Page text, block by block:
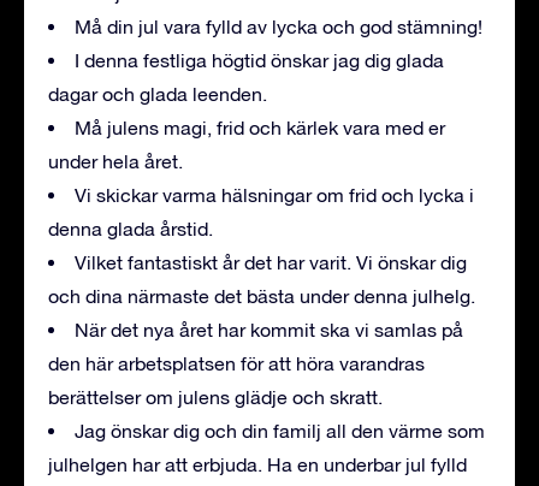
Må din jul vara fylld av lycka och god stämning!
I denna festliga högtid önskar jag dig glada
dagar och glada leenden.
Må julens magi, frid och kärlek vara med er
under hela året.
Vi skickar varma hälsningar om frid och lycka i
denna glada årstid.
Vilket fantastiskt år det har varit. Vi önskar dig
och dina närmaste det bästa under denna julhelg.
När det nya året har kommit ska vi samlas på
den här arbetsplatsen för att höra varandras
berättelser om julens glädje och skratt.
Jag önskar dig och din familj all den värme som
julhelgen har att erbjuda. Ha en underbar jul fylld